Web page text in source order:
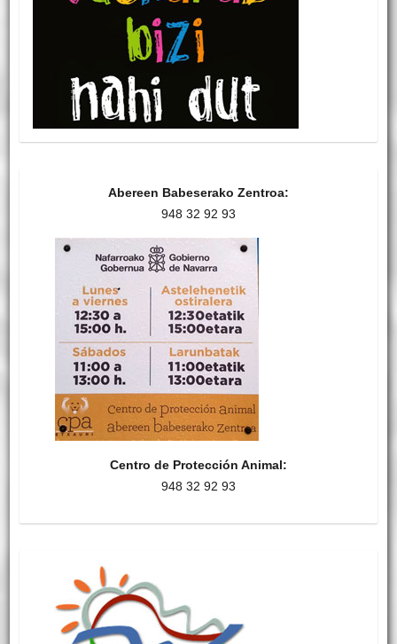
Abereen Babeserako Zentroa:
948 32 92 93
Centro de Protección Animal:
948 32 92 93